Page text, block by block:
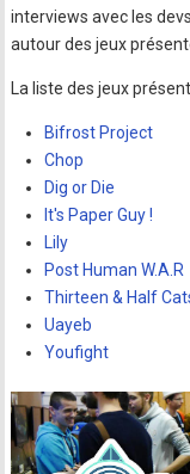
interviews avec les
autour des jeux
La liste des jeux
Bifrost Project
Chop
Dig or Die
It's Paper Guy !
Lily
Post Human W.A.R
Thirteen & Half
Uayeb
Youfight